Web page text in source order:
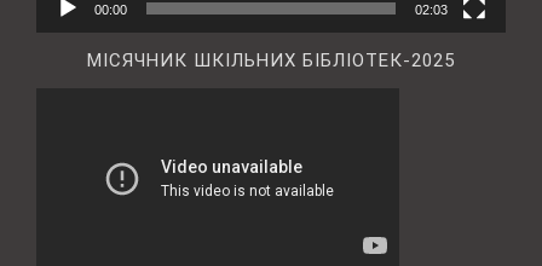
00:00 02:03
МІСЯЧНИК ШКІЛЬНИХ БІБЛІОТЕК-2025